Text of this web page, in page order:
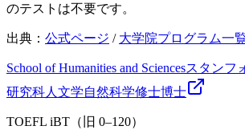
のテストは不要です。
出典： 公式ページ / 大学院プログラム一
School of Humanities and Sciencesスタンフ
研究科人文学自然科学修士博士
TOEFL iBT（旧 0–120）